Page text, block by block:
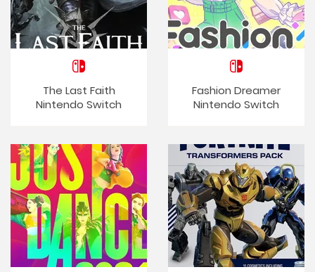
The Last Faith
Nintendo Switch
Fashion Dreamer
Nintendo Switch